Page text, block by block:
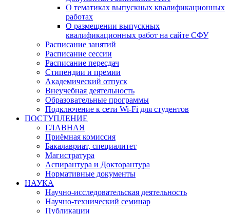
О тематиках выпускных квалификационных
работах
О размещении выпускных
квалификационных работ на сайте СФУ
Расписание занятий
Расписание сессии
Расписание пересдач
Стипендии и премии
Академический отпуск
Внеучебная деятельность
Образовательные программы
Подключение к сети Wi-Fi для студентов
ПОСТУПЛЕНИЕ
ГЛАВНАЯ
Приёмная комиссия
Бакалавриат, специалитет
Магистратура
Аспирантура и Докторантура
Нормативные документы
НАУКА
Научно-исследовательская деятельность
Научно-технический семинар
Публикации